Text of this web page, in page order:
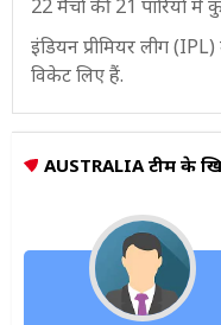
22 मैचों की 21 पारियों में
इंडियन प्रीमियर लीग
विकेट लिए हैं.
AUSTRALIA टीम के